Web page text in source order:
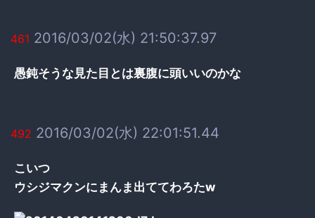
461 2016/03/02(水) 21:50:37.97
愚鈍そうな見た目とは裏腹に頭いいのかな
492 2016/03/02(水) 22:01:51.44
こいつ
ウシジマクンにまんま出ててわろたw